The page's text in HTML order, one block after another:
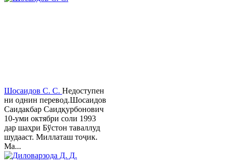
Шосаидов С. С. Недоступен
ни однин перевод.Шосаидов
Саидакбар Саидқурбонович
10-уми октябри соли 1993
дар шаҳри Бўстон таваллуд
шудааст. Миллаташ тоҷик.
Ма...